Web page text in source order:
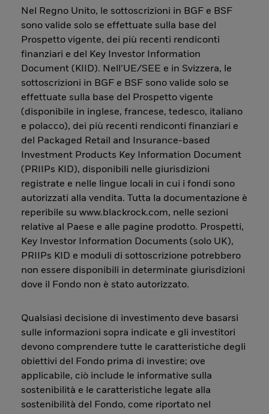
Nel Regno Unito, le sottoscrizioni in BGF e BSF
sono valide solo se effettuate sulla base del
Prospetto vigente, dei più recenti rendiconti
finanziari e del Key Investor Information
Document (KIID). Nell’UE/SEE e in Svizzera, le
sottoscrizioni in BGF e BSF sono valide solo se
effettuate sulla base del Prospetto vigente
(disponibile in inglese, francese, tedesco, italiano
e polacco), dei più recenti rendiconti finanziari e
del Packaged Retail and Insurance-based
Investment Products Key Information Document
(PRIIPs KID), disponibili nelle giurisdizioni
registrate e nelle lingue locali in cui i fondi sono
autorizzati alla vendita. Tutta la documentazione è
reperibile su www.blackrock.com, nelle sezioni
relative al Paese e alle pagine prodotto. Prospetti,
Key Investor Information Documents (solo UK),
PRIIPs KID e moduli di sottoscrizione potrebbero
non essere disponibili in determinate giurisdizioni
dove il Fondo non è stato autorizzato.
Qualsiasi decisione di investimento deve basarsi
sulle informazioni sopra indicate e gli investitori
devono comprendere tutte le caratteristiche degli
obiettivi del Fondo prima di investire; ove
applicabile, ciò include le informative sulla
sostenibilità e le caratteristiche legate alla
sostenibilità del Fondo, come riportato nel